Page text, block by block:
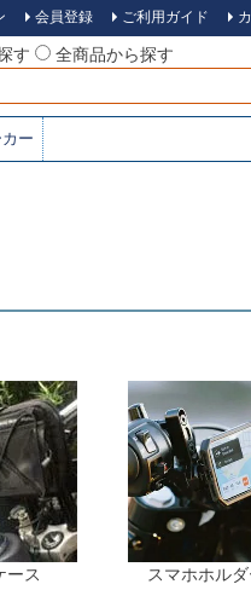
会員登録 ご利用ガイド
す
全商品から探す
ー
ース スマホホル